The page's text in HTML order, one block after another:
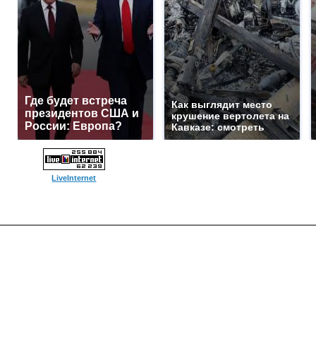
Где будет встреча
президентов США и
России: Европа?
Как выглядит место
крушение вертолета на
Кавказе: смотреть
LiveInternet